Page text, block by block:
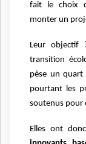
fait le choix
monter un
Leur objectif
transition
pèse un quart
pourtant les
soutenus pour
Elles ont